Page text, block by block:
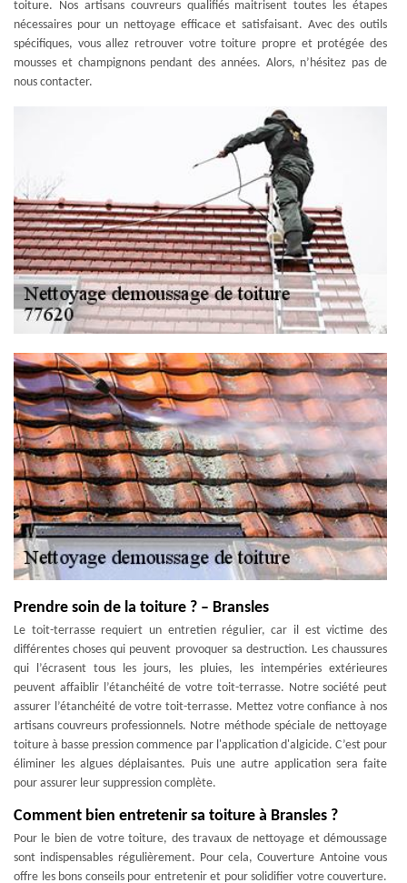
toiture. Nos artisans couvreurs qualifiés maitrisent toutes les étapes
nécessaires pour un nettoyage efficace et satisfaisant. Avec des outils
spécifiques, vous allez retrouver votre toiture propre et protégée des
mousses et champignons pendant des années. Alors, n’hésitez pas de
nous contacter.
Prendre soin de la toiture ? – Bransles
Le toit-terrasse requiert un entretien régulier, car il est victime des
différentes choses qui peuvent provoquer sa destruction. Les chaussures
qui l’écrasent tous les jours, les pluies, les intempéries extérieures
peuvent affaiblir l’étanchéité de votre toit-terrasse. Notre société peut
assurer l’étanchéité de votre toit-terrasse. Mettez votre confiance à nos
artisans couvreurs professionnels. Notre méthode spéciale de nettoyage
toiture à basse pression commence par l'application d'algicide. C’est pour
éliminer les algues déplaisantes. Puis une autre application sera faite
pour assurer leur suppression complète.
Comment bien entretenir sa toiture à Bransles ?
Pour le bien de votre toiture, des travaux de nettoyage et démoussage
sont indispensables régulièrement. Pour cela, Couverture Antoine vous
offre les bons conseils pour entretenir et pour solidifier votre couverture.